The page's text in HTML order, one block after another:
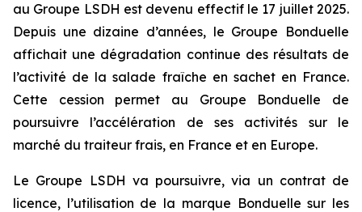
au Groupe LSDH est devenu effectif le 17 juillet 2025.
Depuis une dizaine d’années, le Groupe Bonduelle
affichait une dégradation continue des résultats de
l’activité de la salade fraîche en sachet en France.
Cette cession permet au Groupe Bonduelle de
poursuivre l’accélération de ses activités sur le
marché du traiteur frais, en France et en Europe.
Le Groupe LSDH va poursuivre, via un contrat de
licence, l’utilisation de la marque Bonduelle sur les